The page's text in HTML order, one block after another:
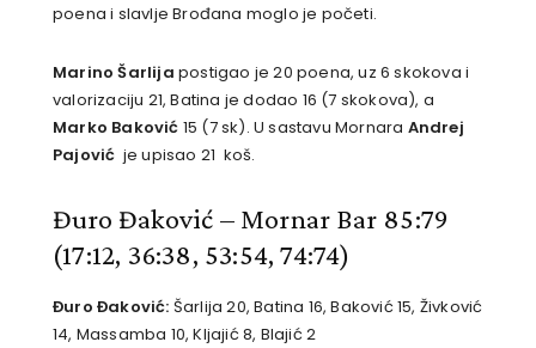
poena i slavlje Brođana moglo je početi.
Marino Šarlija postigao je 20 poena, uz 6 skokova i
valorizaciju 21, Batina je dodao 16 (7 skokova), a
Marko Baković 15 (7 sk). U sastavu Mornara Andrej
Pajović je upisao 21 koš.
Đuro Đaković – Mornar Bar 85:79
(17:12, 36:38, 53:54, 74:74)
Đuro Đaković: Šarlija 20, Batina 16, Baković 15, Živković
14, Massamba 10, Kljajić 8, Blajić 2